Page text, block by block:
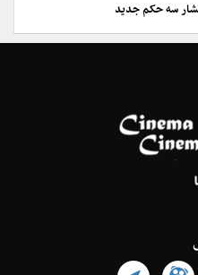
سه حکم جدید